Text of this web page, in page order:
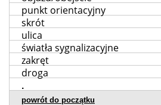
punkt orientacyjny
skrót
ulica
światła sygnalizacyjne
zakręt
droga
.
powrót do początku